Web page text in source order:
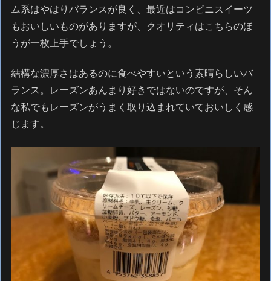
ム系はやはりバランスが良く、最近はコンビニスイーツ
もおいしいものがありますが、クオリティはこちらのほ
うが一枚上手でしょう。
結構な濃厚さはあるのに食べやすいという素晴らしいバ
ランス。レーズンあんまり好きではないのですが、そん
な私でもレーズンがうまく取り込まれていておいしく感
じます。